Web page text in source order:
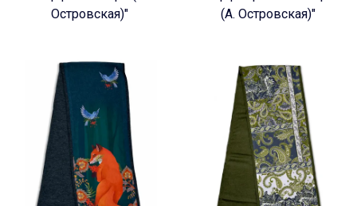
Островская)"
(А. Островская)"